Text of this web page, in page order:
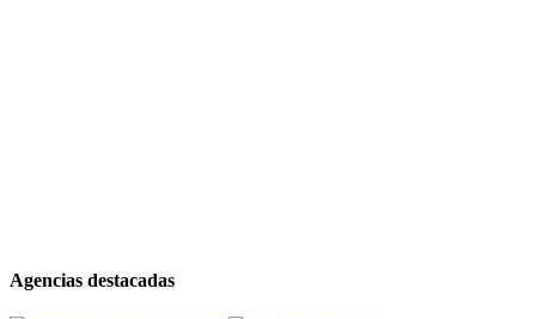
Agencias destacadas